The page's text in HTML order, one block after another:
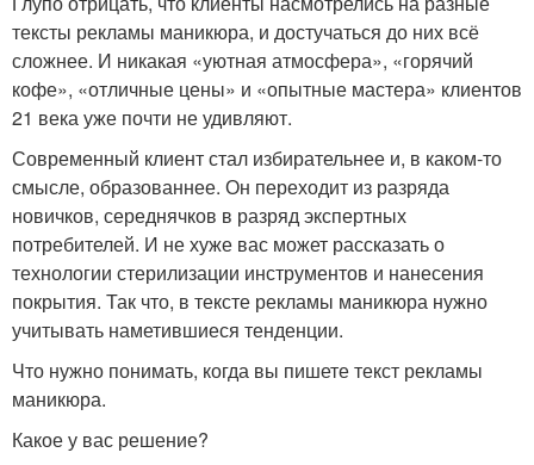
тексты рекламы маникюра, и достучаться до них всё
сложнее. И никакая «уютная атмосфера», «горячий
кофе», «отличные цены» и «опытные мастера» клиентов
21 века уже почти не удивляют.
Современный клиент стал избирательнее и, в каком-то
смысле, образованнее. Он переходит из разряда
новичков, середнячков в разряд экспертных
потребителей. И не хуже вас может рассказать о
технологии стерилизации инструментов и нанесения
покрытия. Так что, в тексте рекламы маникюра нужно
учитывать наметившиеся тенденции.
Что нужно понимать, когда вы пишете текст рекламы
маникюра.
Какое у вас решение?